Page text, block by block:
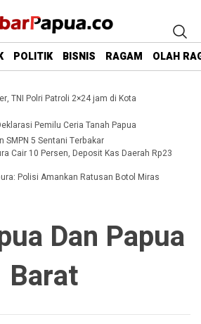
POLITIK BISNIS RAGAM OLAH
TNI Polri Patroli 2×24 jam di Kota
Pemilu Ceria Tanah Papua
SMPN 5 Sentani Terbakar
Cair 10 Persen, Deposit Kas Daerah Rp23
Polisi Amankan Ratusan Botol Miras
Dan Papua
Barat